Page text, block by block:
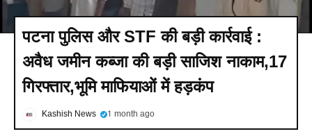
पटना पुलिस और STF की बड़ी कार्रवाई :
अवैध जमीन कब्जा की बड़ी साजिश नाकाम,17
गिरफ्तार,भूमि माफियाओं में हड़कंप
Kashish News 1 month ago